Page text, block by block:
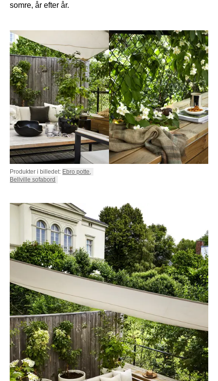
somre, år efter år.
Produkter i billedet: Ebro potte
Bellville sofabord